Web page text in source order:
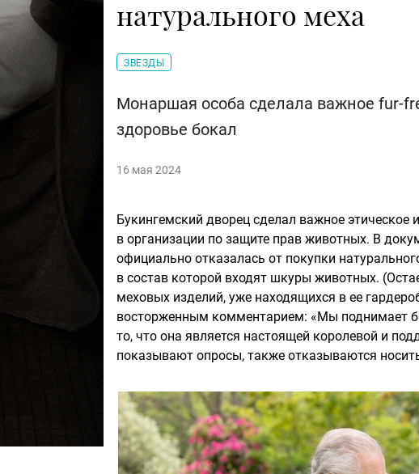
натурального меха
ЗВЕЗДЫ
Монаршая особа сделала важное fur-
здоровье бокал
16 мая 2024
Букингемский дворец сделал важное
в организации по защите прав животных. В
официально отказалась от покупки
в состав которой входят шкуры животных.
меховых изделий, уже находящихся в ее
восторженным комментарием: «Мы поднимает
то, что она является настоящей королевой и
показывают опросы, также отказываются